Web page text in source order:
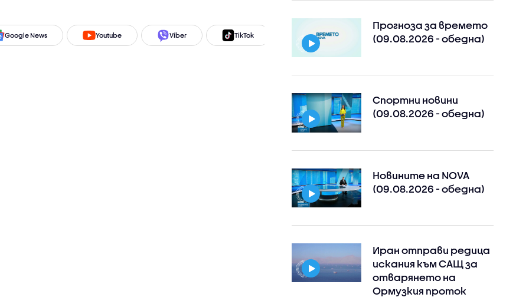
Google News Youtube Viber TikTok Instagram Facebook
Прогноза за времето
(09.08.2026 - обедна)
Спортни новини
(09.08.2026 - обедна)
Новините на NOVA
(09.08.2026 - обедна)
Иран отправи редица
искания към САЩ за
отварянето на
Ормузкия проток